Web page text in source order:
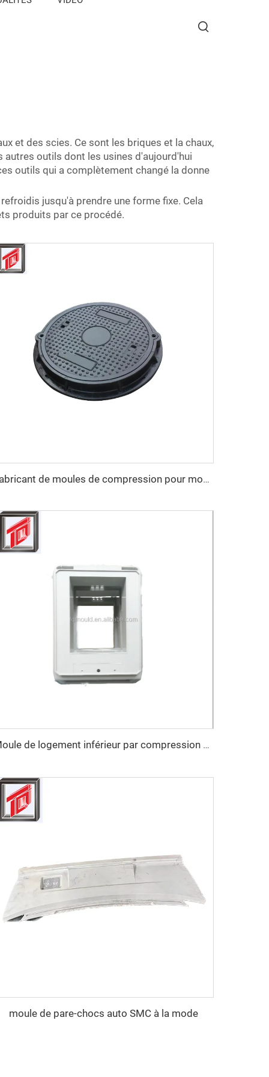
et des scies. Ce sont les briques et la chaux,
outils dont les usines d'aujourd'hui
outils qui a complètement changé la donne
jusqu'à prendre une forme fixe. Cela
produits par ce procédé.
Fabricant de moules de compression pour moules de couvercles d'égout BMC
Moule de logement inférieur par compression SMC
moule de pare-chocs auto SMC à la mode